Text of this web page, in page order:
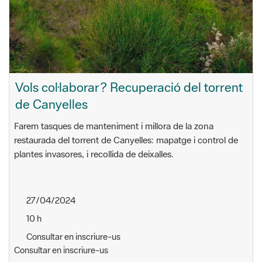
Vols col·laborar? Recuperació del torrent
de Canyelles
Farem tasques de manteniment i millora de la zona
restaurada del torrent de Canyelles: mapatge i control de
plantes invasores, i recollida de deixalles.
27/04/2024
10 h
Consultar en inscriure-us
Consultar en inscriure-us